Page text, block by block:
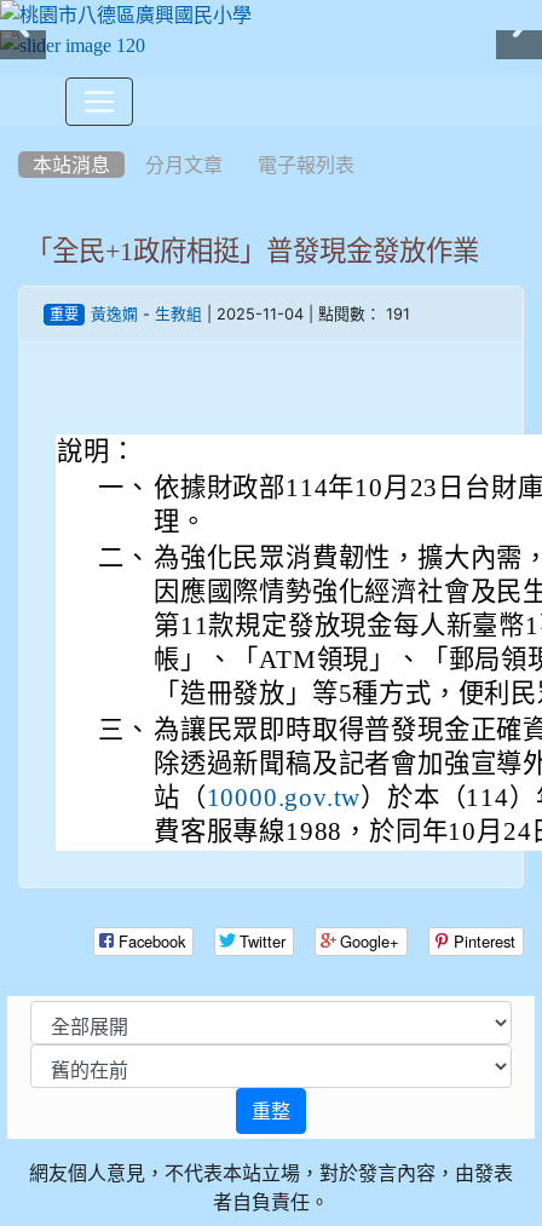
本站消息 分月文章 電子報列表
「全民+1政府相挺」普發現金發放作業
重要 黃逸嫻 - 生教組 | 2025-11-04 | 點閱數： 191
說明：
一、 依據財政部114年10月23日台財
理。
二、 為強化民眾消費韌性，擴大內需
因應國際情勢強化經濟社會及民
第11款規定發放現金每人新臺幣
帳」、「ATM領現」、「郵局領
「造冊發放」等5種方式，便利
三、 為讓民眾即時取得普發現金正確
除透過新聞稿及記者會加強宣導
站（ 10000.gov.tw）於本（114
費客服專線1988，於同年10月24
Facebook Twitter Google+ Pinterest
重整
網友個人意見，不代表本站立場，對於發言內容，由發表
者自負責任。